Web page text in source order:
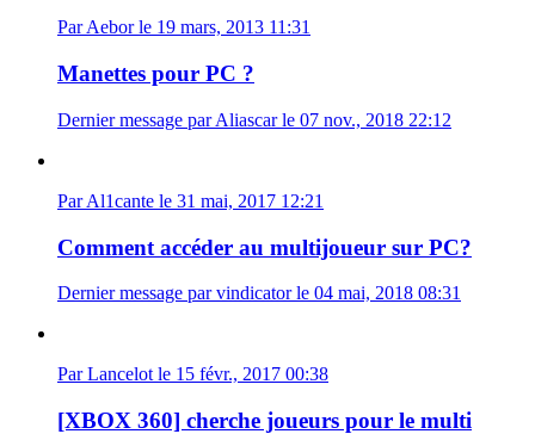
Par Aebor le 19 mars, 2013 11:31
Manettes pour PC ?
Dernier message par Aliascar le 07 nov., 2018 22:12
Par Al1cante le 31 mai, 2017 12:21
Comment accéder au multijoueur sur PC?
Dernier message par vindicator le 04 mai, 2018 08:31
Par Lancelot le 15 févr., 2017 00:38
[XBOX 360] cherche joueurs pour le multi